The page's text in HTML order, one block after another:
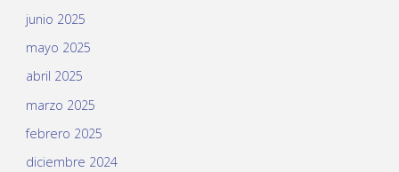
junio 2025
mayo 2025
abril 2025
marzo 2025
febrero 2025
diciembre 2024